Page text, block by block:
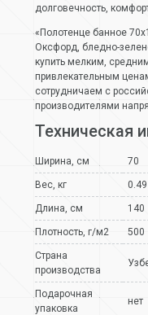
долговечность,
«Полотенце банное
Оксфорд, бледно-
купить мелким,
привлекательным
сотрудничаем с
производителями
Техническая
Ширина, см 70
Вес, кг 0.49
Длина, см 140
Плотность, г/м2 500
Страна
производства
Подарочная
упаковка
нет